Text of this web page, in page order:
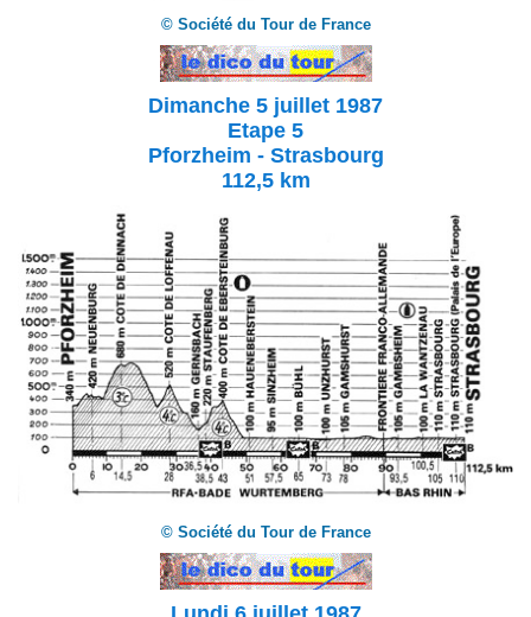
© Société du Tour de France
Dimanche 5 juillet 1987
Etape 5
Pforzheim - Strasbourg
112,5 km
© Société du Tour de France